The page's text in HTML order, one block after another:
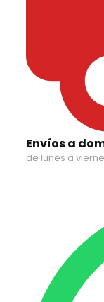
Envíos a
de lunes a